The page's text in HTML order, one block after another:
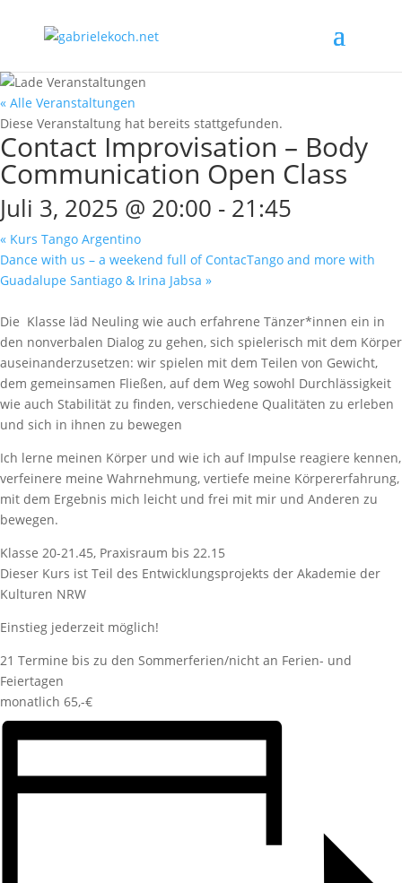
« Alle Veranstaltungen
Diese Veranstaltung hat bereits stattgefunden.
Contact Improvisation – Body
Communication Open Class
Juli 3, 2025 @ 20:00 - 21:45
« Kurs Tango Argentino
Dance with us – a weekend full of ContacTango and more with
Guadalupe Santiago & Irina Jabsa »
Die Klasse läd Neuling wie auch erfahrene Tänzer*innen ein in
den nonverbalen Dialog zu gehen, sich spielerisch mit dem Körper
auseinanderzusetzen: wir spielen mit dem Teilen von Gewicht,
dem gemeinsamen Fließen, auf dem Weg sowohl Durchlässigkeit
wie auch Stabilität zu finden, verschiedene Qualitäten zu erleben
und sich in ihnen zu bewegen
Ich lerne meinen Körper und wie ich auf Impulse reagiere kennen,
verfeinere meine Wahrnehmung, vertiefe meine Körpererfahrung,
mit dem Ergebnis mich leicht und frei mit mir und Anderen zu
bewegen.
Klasse 20-21.45, Praxisraum bis 22.15
Dieser Kurs ist Teil des Entwicklungsprojekts der Akademie der
Kulturen NRW
Einstieg jederzeit möglich!
21 Termine bis zu den Sommerferien/nicht an Ferien- und
Feiertagen
monatlich 65,-€